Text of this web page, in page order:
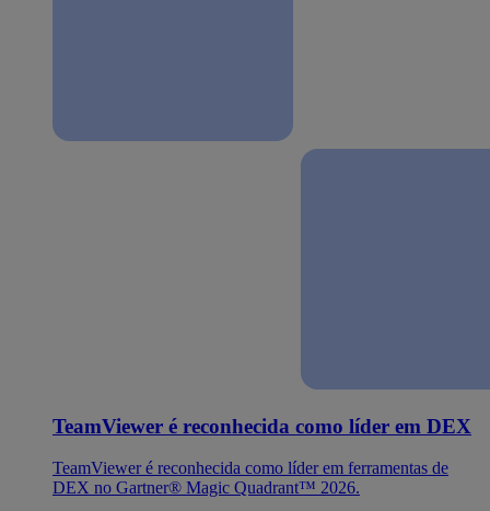
TeamViewer é reconhecida como líder em DEX
TeamViewer é reconhecida como líder em ferramentas de
DEX no Gartner® Magic Quadrant™ 2026.